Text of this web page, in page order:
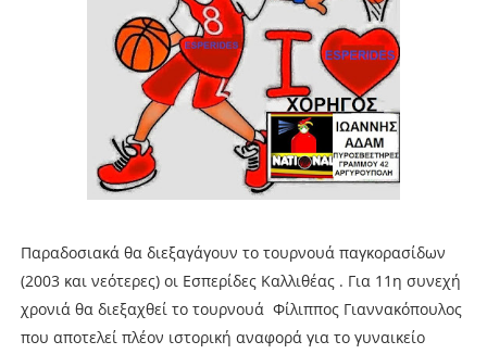
Παραδοσιακά θα διεξαγάγουν το τουρνουά παγκορασίδων
(2003 και νεότερες) οι Εσπερίδες Καλλιθέας . Για 11η συνεχή
χρονιά θα διεξαχθεί το τουρνουά Φίλιππος Γιαννακόπουλος
που αποτελεί πλέον ιστορική αναφορά για το γυναικείο